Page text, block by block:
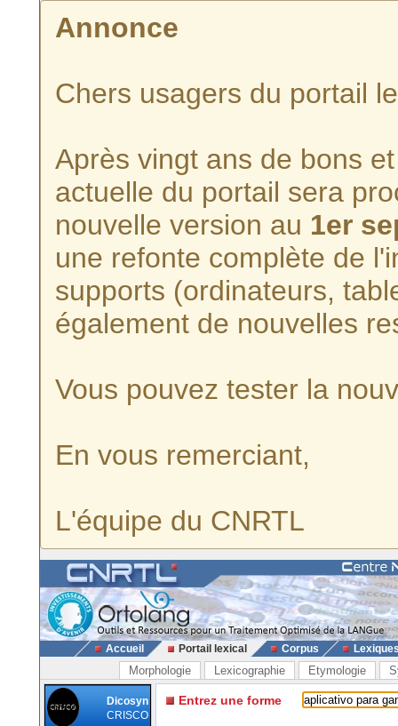
Annonce
Chers usagers du portail
Après vingt ans de bons
actuelle du portail sera
nouvelle version au 1er
une refonte complète de
supports (ordinateurs,
également de nouvelles
Vous pouvez tester la
En vous remerciant,
L'équipe du CNRTL
Accueil Portail lexical Corpus
Morphologie Lexicographie Etymologie
Dicosyn
CRISCO
Entrez une forme